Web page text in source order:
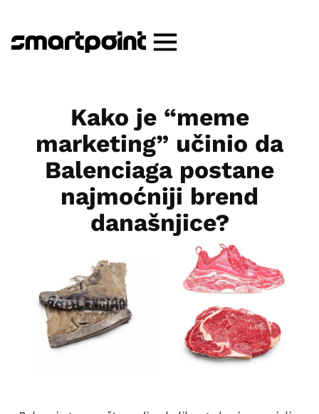
Kako je “meme
marketing” učinio da
Balenciaga postane
najmoćniji brend
današnjice?